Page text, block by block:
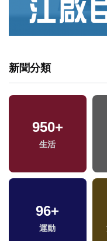
新聞分類
950+
生活
96+
運動